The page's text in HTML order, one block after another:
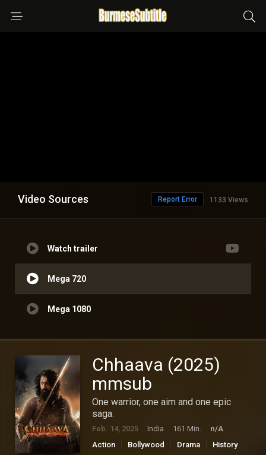
Video Sources 1133 Views
Report Error
Watch trailer
Mega 720
Mega 1080
Chhaava (2025)
mmsub
One warrior, one aim and one epic
saga.
Feb. 14, 2025 India 161 Min.
n/A
Action
Bollywood Drama History